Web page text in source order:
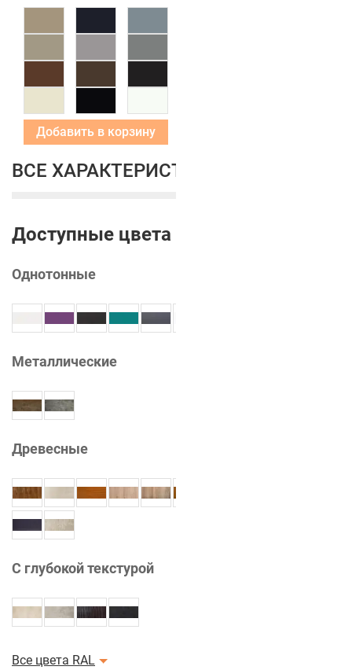
Добавить в корзину
ВСЕ ХАРАКТЕРИСТИКИ
Доступные цвета
Однотонные
Металлические
Древесные
С глубокой текстурой
Все цвета RAL